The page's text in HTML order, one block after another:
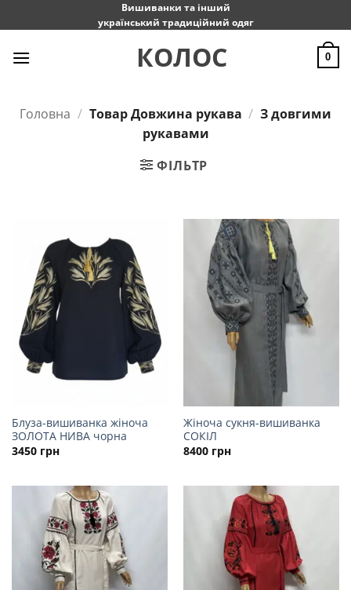
Вишиванки та інший
український традиційний одяг
КОЛОС 0
Головна / Товар Довжина рукава / З довгими
рукавами
ФІЛЬТР
Блуза-вишиванка жіноча
ЗОЛОТА НИВА чорна
3450 грн
Жіноча сукня-вишиванка
СОКІЛ
8400 грн